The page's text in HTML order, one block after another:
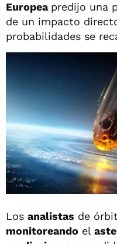
Europea predijo una
de un impacto
probabilidades se
Los analistas de
monitoreando el